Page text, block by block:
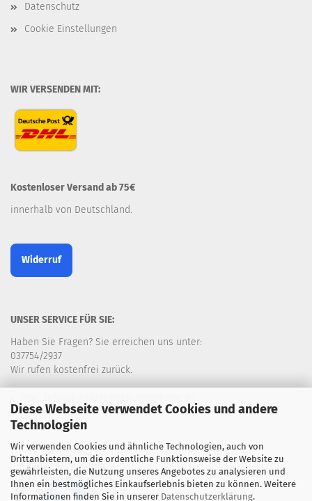
Diese Webseite verwendet Cookies und andere
Technologien
Wir verwenden Cookies und ähnliche Technologien, auch von
Drittanbietern, um die ordentliche Funktionsweise der Website zu
gewährleisten, die Nutzung unseres Angebotes zu analysieren und
Ihnen ein bestmögliches Einkaufserlebnis bieten zu können. Weitere
Informationen finden Sie in unserer Datenschutzerklärung.
Datenschutz
Cookie Einstellungen
WIR VERSENDEN MIT:
Kostenloser Versand ab 75€
innerhalb von Deutschland.
Widerruf
UNSER SERVICE FÜR SIE:
Haben Sie Fragen? Sie erreichen uns unter:
037754/2937
Wir rufen kostenfrei zurück.